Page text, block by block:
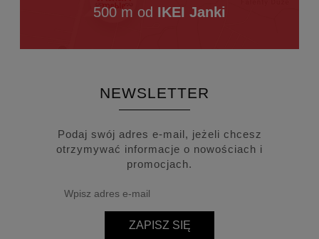
500 m od IKEI Janki
NEWSLETTER
Podaj swój adres e-mail, jeżeli chcesz
otrzymywać informacje o nowościach i
promocjach.
ZAPISZ SIĘ